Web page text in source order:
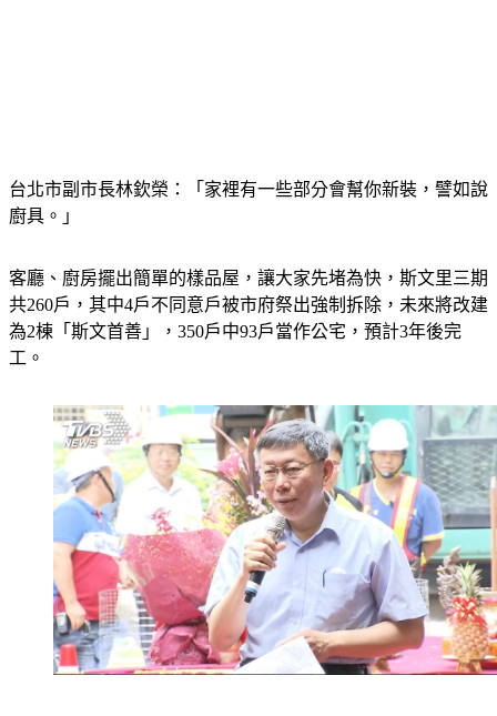
台北市副市長林欽榮：「家裡有一些部分會幫你新裝，譬如說
客廳、廚房擺出簡單的樣品屋，讓大家先堵為快，斯文里三期
共260戶，其中4戶不同意戶被市府祭出強制拆除，未來將改建
為2棟「斯文首善」，350戶中93戶當作公宅，預計3年後完